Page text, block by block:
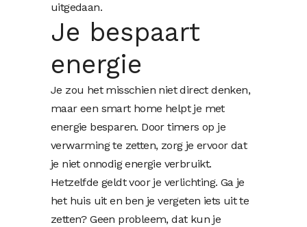
uitgedaan.
Je bespaart
energie
Je zou het misschien niet direct denken,
maar een smart home helpt je met
energie besparen. Door timers op je
verwarming te zetten, zorg je ervoor dat
je niet onnodig energie verbruikt.
Hetzelfde geldt voor je verlichting. Ga je
het huis uit en ben je vergeten iets uit te
zetten? Geen probleem, dat kun je